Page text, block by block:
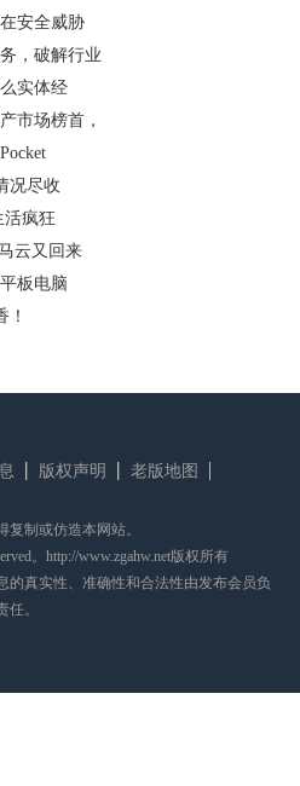
安全威胁
，破解行业
实体经
市场榜首，
况尽收
活疯狂
云又回来
板电脑
！
版权声明
老版地图
复制或仿造本网站。
。http://www.zgahw.net版权所有
的真实性、准确性和合法性由发布会员负
。